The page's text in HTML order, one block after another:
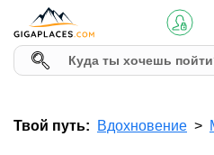
Твой путь: Вдохновение